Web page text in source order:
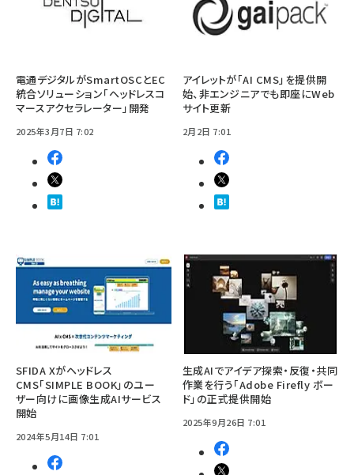
電通デジタルがSmartOSCとEC
統合ソリューション「ヘッドレスコ
マースアクセラレーター」開発
2025年3月7日 7:02
アイレットが「AI CMS」を提供開
始、非エンジニアでも即座にWeb
サイト更新
2月2日 7:01
SFIDA Xがヘッドレス
CMS「SIMPLE BOOK」のユー
ザー向けに画像生成AIサービス
開始
2024年5月14日 7:01
生成AIでアイデア探索・反復・共同
作業を行う「Adobe Firefly ボー
ド」の正式提供開始
2025年9月26日 7:01